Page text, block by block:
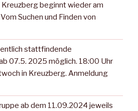
Kreuzberg beginnt wieder am
Suchen und Finden von
stattfindende
07.5. 2025 möglich. 18:00 Uhr
in Kreuzberg. Anmeldung
ab dem 11.09.2024 jeweils